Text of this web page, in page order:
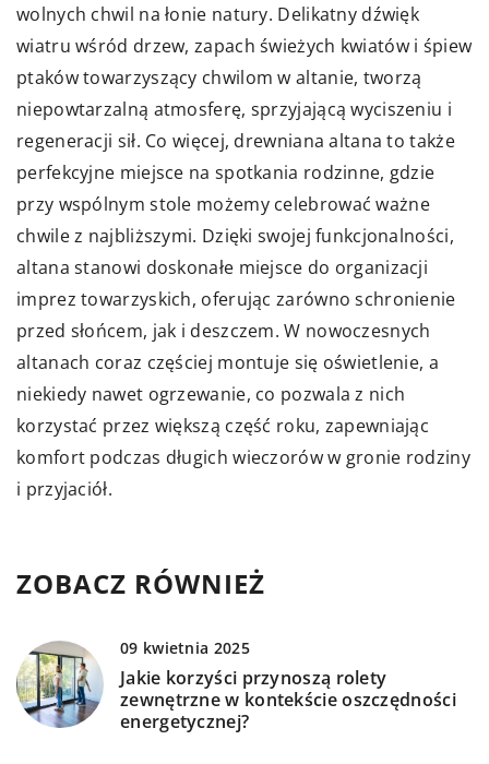
wolnych chwil na łonie natury. Delikatny dźwięk
wiatru wśród drzew, zapach świeżych kwiatów i śpiew
ptaków towarzyszący chwilom w altanie, tworzą
niepowtarzalną atmosferę, sprzyjającą wyciszeniu i
regeneracji sił. Co więcej, drewniana altana to także
perfekcyjne miejsce na spotkania rodzinne, gdzie
przy wspólnym stole możemy celebrować ważne
chwile z najbliższymi. Dzięki swojej funkcjonalności,
altana stanowi doskonałe miejsce do organizacji
imprez towarzyskich, oferując zarówno schronienie
przed słońcem, jak i deszczem. W nowoczesnych
altanach coraz częściej montuje się oświetlenie, a
niekiedy nawet ogrzewanie, co pozwala z nich
korzystać przez większą część roku, zapewniając
komfort podczas długich wieczorów w gronie rodziny
i przyjaciół.
ZOBACZ RÓWNIEŻ
09 kwietnia 2025
Jakie korzyści przynoszą rolety
zewnętrzne w kontekście oszczędności
energetycznej?